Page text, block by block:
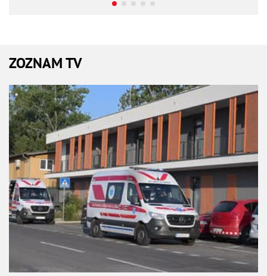
ZOZNAM TV